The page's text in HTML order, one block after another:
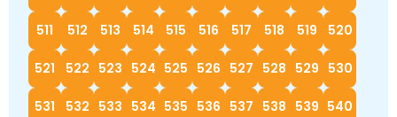
511 512 513 514 515 516 517 518 519 520
521 522 523 524 525 526 527 528 529 530
531 532 533 534 535 536 537 538 539 540